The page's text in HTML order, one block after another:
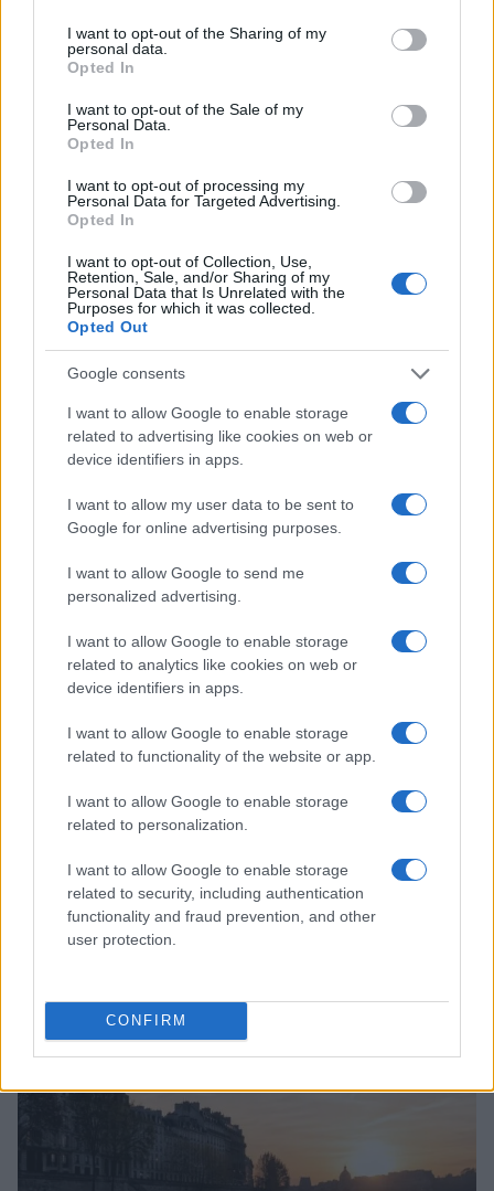
not limited to your visit or usage behaviour. You may click to
grant or deny consent to Google and its third-party tags to
use your data for below specified purposes in below Google
consent section.
I want to opt-out of the Sharing of my
personal data.
Opted In
I want to opt-out of the Sale of my
Personal Data.
Opted In
I want to opt-out of processing my
Personal Data for Targeted Advertising.
Opted In
I want to opt-out of Collection, Use,
Retention, Sale, and/or Sharing of my
Personal Data that Is Unrelated with the
Purposes for which it was collected.
Opted Out
Google consents
I want to allow Google to enable storage
related to advertising like cookies on web or
device identifiers in apps.
I want to allow my user data to be sent to
Google for online advertising purposes.
I want to allow Google to send me
personalized advertising.
I want to allow Google to enable storage
related to analytics like cookies on web or
device identifiers in apps.
I want to allow Google to enable storage
related to functionality of the website or app.
I want to allow Google to enable storage
related to personalization.
I want to allow Google to enable storage
related to security, including authentication
functionality and fraud prevention, and other
user protection.
CONFIRM
Redazione Sportmagazine
Continua a leggere
FITNESS
Francesca Lombardi · 9 Ago 2026
FITNESS